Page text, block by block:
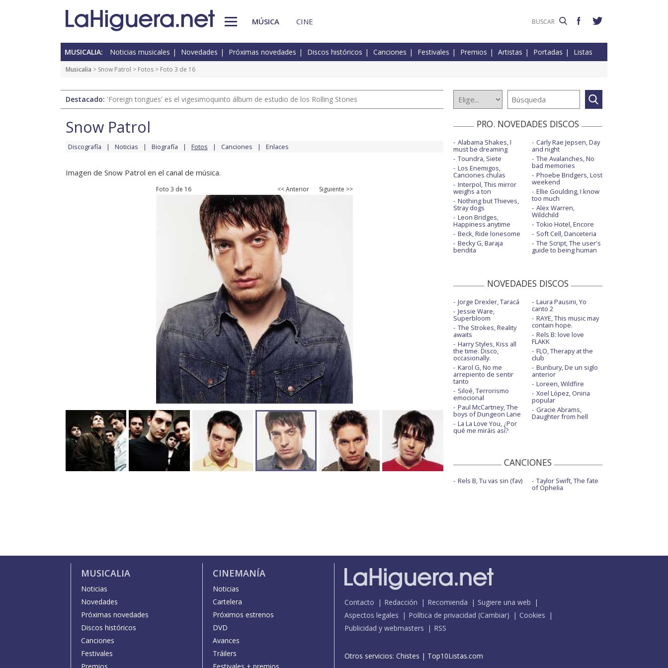
MÚSICA CINE
MUSICALIA: Noticias musicales Novedades Próximas novedades Discos históricos Canciones Festivales Premios Artistas Portadas Listas
Musicalia > Snow Patrol > Fotos > Foto 3 de 16
Destacado: 'Foreign tongues' es el vigesimoquinto álbum de estudio de los Rolling Stones
Snow Patrol
Discografía Noticias Biografía Fotos Canciones Enlaces
Imagen de Snow Patrol en el canal de música.
Foto 3 de 16 << Anterior Siguiente >>
PRO. NOVEDADES DISCOS
Alabama Shakes, I
must be dreaming
Toundra, Siete
Los Enemigos,
Canciones chulas
Interpol, This mirror
weighs a ton
Nothing but Thieves,
Stray dogs
Leon Bridges,
Happiness anytime
Beck, Ride lonesome
Becky G, Baraja
bendita
Carly Rae Jepsen, Day
and night
The Avalanches, No
bad memories
Phoebe Bridgers, Lost
weekend
Ellie Goulding, I know
too much
Alex Warren,
Wildchild
Tokio Hotel, Encore
Soft Cell, Danceteria
The Script, The user's
guide to being human
NOVEDADES DISCOS
Jorge Drexler, Taracá
Jessie Ware,
Superbloom
The Strokes, Reality
awaits
Harry Styles, Kiss all
the time. Disco,
occasionally.
Karol G, No me
arrepiento de sentir
tanto
Siloé, Terrorismo
emocional
Paul McCartney, The
boys of Dungeon Lane
La La Love You, ¿Por
qué me miráis así?
Laura Pausini, Yo
canto 2
RAYE, This music may
contain hope.
Rels B: love love
FLAKK
FLO, Therapy at the
club
Bunbury, De un siglo
anterior
Loreen, Wildfire
Xoel López, Oniria
popular
Gracie Abrams,
Daughter from hell
CANCIONES
Rels B, Tu vas sin (fav) Taylor Swift, The fate
of Ophelia
MUSICALIA
Noticias
Novedades
Próximas novedades
Discos históricos
Canciones
Festivales
CINEMANÍA
Noticias
Cartelera
Próximos estrenos
DVD
Avances
Tráilers
Contacto Redacción Recomienda
Sugiere una web
Aspectos legales
Política de privacidad (Cambiar)
Cookies
Publicidad y webmasters
RSS
Otros servicios: Chistes | Top10Listas.com